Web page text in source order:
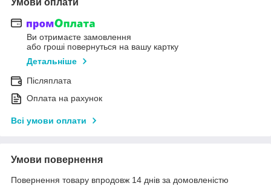
Ви отримаєте замовлення
або гроші повернуться на вашу картку
Детальніше
Післяплата
Оплата на рахунок
Всі умови оплати
Умови повернення
Повернення товару впродовж 14 днів за домовленістю